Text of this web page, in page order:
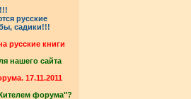
русские
садики!!!
русские книги
нашего сайта
17.11.2011
форума"?